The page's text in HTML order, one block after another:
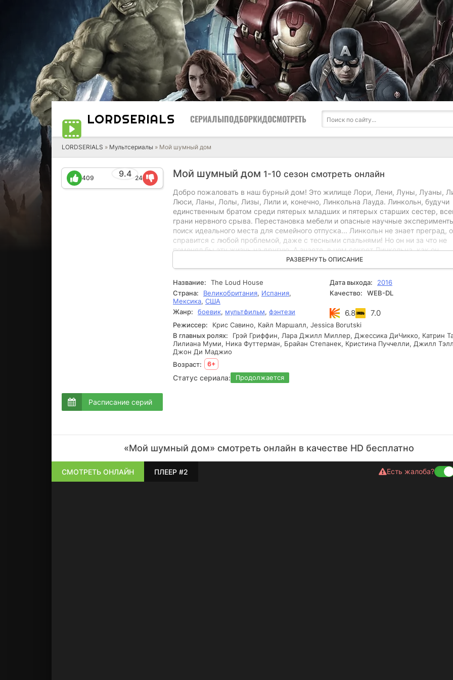
LORDSERIALS СЕРИАЛЫПОДБОРКИДОСМОТРЕТЬ
LORDSERIALS » Мультсериалы » Мой шумный дом
Мой шумный дом 1-10 сезон смотреть онлайн
9.4
409 24
Расписание серий
Добро пожаловать в наш бурный дом! Это жилище Лори, Лени, Луны, Луаны,
Люси, Ланы, Лолы, Лизы, Лили и, конечно, Линкольна Лауда. Линкольн, будучи
единственным братом среди пятерых младших и пятерых старших сестер,
грани нервного срыва. Перестановка мебели и опасные научные
поиск идеального места для семейного отпуска... Линкольн не знает преград,
справится с любой проблемой, даже с тесными спальнями! Но он ни за что не
поменял бы эту жизнь на другую. А знаете, в чем секрет Линкольна, как он
справляется с этим шумным домом? У него всегда есть план, который
справиться со всеми препятствиями, созданными его сестрами. И он может
реализовать с небольшой помощью своего верного друга Клайда.
РАЗВЕРНУТЬ ОПИСАНИЕ
Название: The Loud House Дата выхода:
2016
Страна:
Великобритания, Испания,
Мексика, США
Качество: WEB-DL
Жанр: боевик, мультфильм, фэнтези 6.8 7.0
Режиссер:
Крис Савино, Кайл Маршалл, Jessica Borutski
В главных ролях:
Грэй Гриффин, Лара Джилл Миллер, Джессика ДиЧикко, Катрин
Лилиана Муми, Ника Футтерман, Брайан Степанек, Кристина Пуччелли, Джилл
Джон Ди Маджио
Возраст:
6+
Статус сериала: Продолжается
«Мой шумный дом» смотреть онлайн в качестве HD бесплатно
СМОТРЕТЬ ОНЛАЙН ПЛЕЕР #2 Есть жалоба?